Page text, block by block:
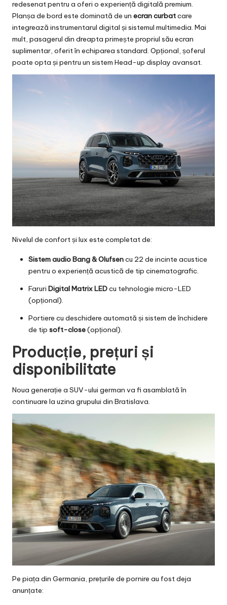
redesenat pentru a oferi o experiență digitală premium.
Planșa de bord este dominată de un ecran curbatcare
integrează instrumentarul digital și sistemul multimedia. Mai
mult, pasagerul din dreapta primește propriul său ecran
suplimentar, oferit în echiparea standard. Opțional, șoferul
poate opta și pentru un sistem Head-up display avansat.
Nivelul de confort și lux este completat de:
Sistem audio Bang & Olufsencu 22 de incinte acustice
pentru o experiență acustică de tip cinematografic.
Faruri Digital Matrix LEDcu tehnologie micro-LED
(opțional).
Portiere cu deschidere automată și sistem de închidere
de tip soft-close(opțional).
Producție, prețuri și
disponibilitate
Noua generație a SUV-ului german va fi asamblată în
continuare la uzina grupului din Bratislava.
Pe piața din Germania, prețurile de pornire au fost deja
anunțate: